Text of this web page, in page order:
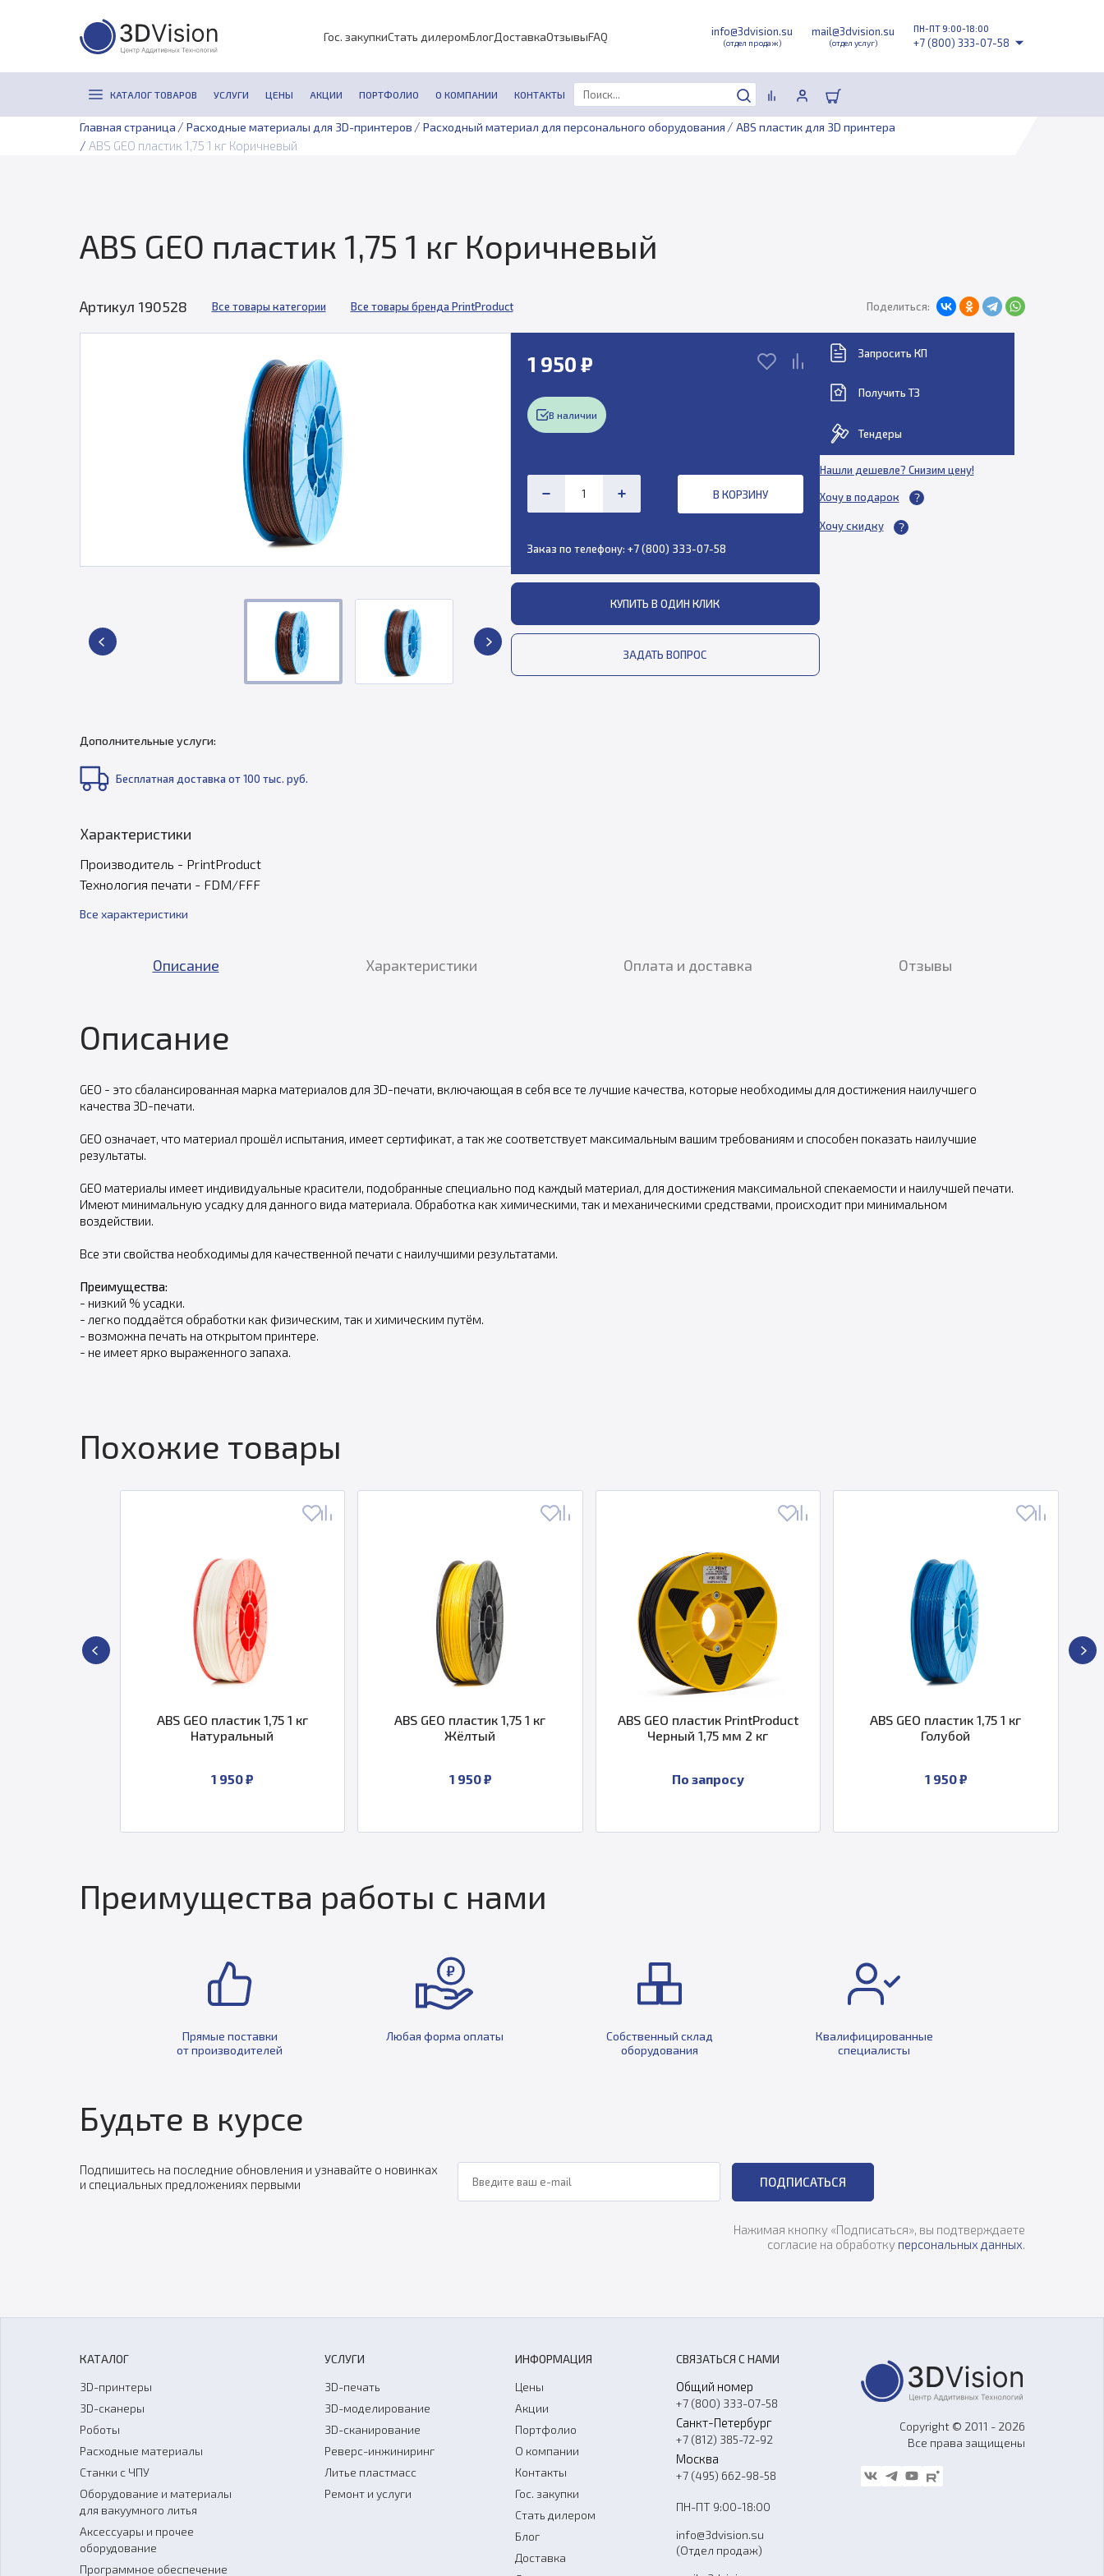
Гос. закупкиСтать дилеромБлогДоставкаОтзывыFAQ info@3dvision.su
(отдел продаж)
mail@3dvision.su
(отдел услуг)
ПН-ПТ 9:00-18:00
+7 (800) 333-07-58
КАТАЛОГ ТОВАРОВ УСЛУГИ ЦЕНЫ АКЦИИ ПОРТФОЛИО О КОМПАНИИ КОНТАКТЫ
Главная страница / Расходные материалы для 3D-принтеров / Расходный материал для персонального оборудования / ABS пластик для 3D принтера
/ ABS GEO пластик 1,75 1 кг Коричневый
ABS GEO пластик 1,75 1 кг Коричневый
Артикул 190528 Все товары категории Все товары бренда PrintProduct Поделиться:
1 950 ₽
В наличии
В КОРЗИНУ
Заказ по телефону: +7 (800) 333-07-58
КУПИТЬ В ОДИН КЛИК
ЗАДАТЬ ВОПРОС
Запросить КП
Получить ТЗ
Тендеры
Нашли дешевле? Снизим цену!
Хочу в подарок
Хочу скидку
Дополнительные услуги:
Бесплатная доставка от 100 тыс. руб.
Характеристики
Производитель - PrintProduct
Технология печати - FDM/FFF
Все характеристики
Описание Характеристики Оплата и доставка Отзывы
Описание
GEO - это сбалансированная марка материалов для 3D-печати, включающая в себя все те лучшие качества, которые необходимы для достижения наилучшего
качества 3D-печати.
GEO означает, что материал прошёл испытания, имеет сертификат, а так же соответствует максимальным вашим требованиям и способен показать наилучшие
результаты.
GEO материалы имеет индивидуальные красители, подобранные специально под каждый материал, для достижения максимальной спекаемости и наилучшей печати.
Имеют минимальную усадку для данного вида материала. Обработка как химическими, так и механическими средствами, происходит при минимальном
воздействии.
Все эти свойства необходимы для качественной печати с наилучшими результатами.
Преимущества:
- низкий % усадки.
- легко поддаётся обработки как физическим, так и химическим путём.
- возможна печать на открытом принтере.
- не имеет ярко выраженного запаха.
Похожие товары
ABS GEO пластик 1,75 1 кг
Натуральный
1 950 ₽
ABS GEO пластик 1,75 1 кг
Жёлтый
1 950 ₽
ABS GEO пластик PrintProduct
Черный 1,75 мм 2 кг
По запросу
ABS GEO пластик 1,75 1 кг
Голубой
1 950 ₽
Преимущества работы с нами
Прямые поставки
от производителей
Любая форма оплаты
Собственный склад
оборудования
Квалифицированные
специалисты
Будьте в курсе
Подпишитесь на последние обновления и узнавайте о новинках
и специальных предложениях первыми
ПОДПИСАТЬСЯ
Нажимая кнопку «Подписаться», вы подтверждаете
согласие на обработку персональных данных.
КАТАЛОГ
3D-принтеры
3D-сканеры
Роботы
Расходные материалы
Станки с ЧПУ
Оборудование и материалы
для вакуумного литья
Аксессуары и прочее
оборудование
Программное обеспечение
УСЛУГИ
3D-печать
3D-моделирование
3D-сканирование
Реверс-инжиниринг
Литье пластмасс
Ремонт и услуги
ИНФОРМАЦИЯ
Цены
Акции
Портфолио
О компании
Контакты
Гос. закупки
Стать дилером
Блог
Доставка
СВЯЗАТЬСЯ С НАМИ
Общий номер
+7 (800) 333-07-58
Санкт-Петербург
+7 (812) 385-72-92
Москва
+7 (495) 662-98-58
ПН-ПТ 9:00-18:00
info@3dvision.su
(Отдел продаж)
Copyright © 2011 - 2026
Все права защищены